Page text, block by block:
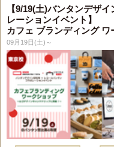
【9/19(土)バンタンデザ
レーションイベント】
カフェ ブランディング ワ
09月19日(土)～